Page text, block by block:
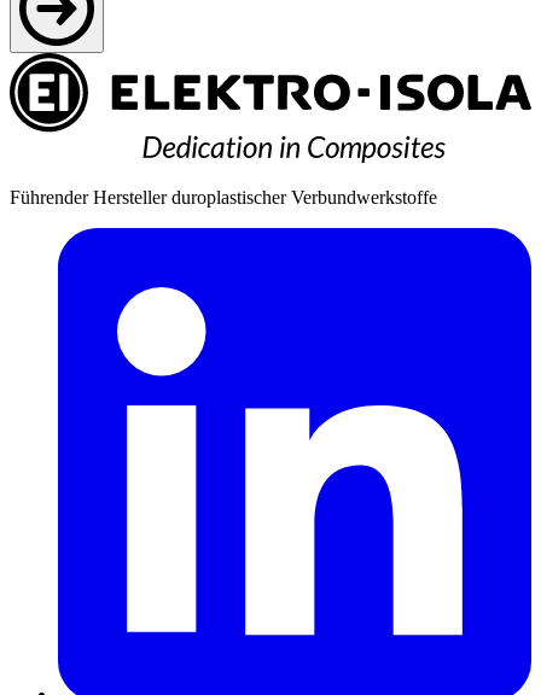
Führender Hersteller duroplastischer Verbundwerkstoffe